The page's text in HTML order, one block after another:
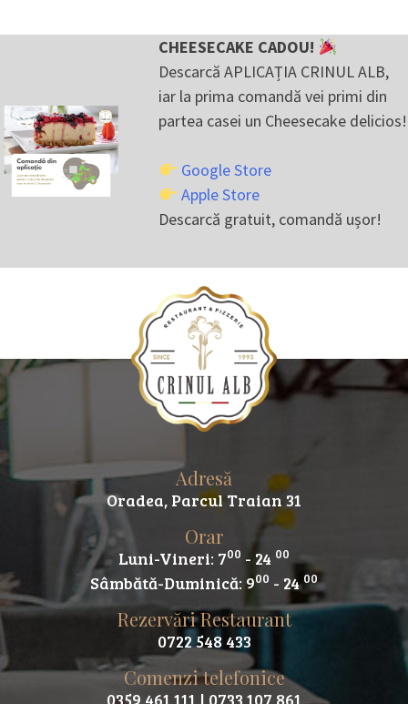
CHEESECAKE CADOU!
Descarcă APLICAȚIA CRINUL ALB,
iar la prima comandă vei primi din
partea casei un Cheesecake delicios!
Google Store
Apple Store
Descarcă gratuit, comandă ușor!
Adresă
Oradea, Parcul Traian 31
Orar
Luni-Vineri: 700 - 24 00
Sâmbătă-Duminică: 900 - 2400
Rezervări Restaurant
0722 548 433
Comenzi telefonice
0359 461 111 | 0733 107 861